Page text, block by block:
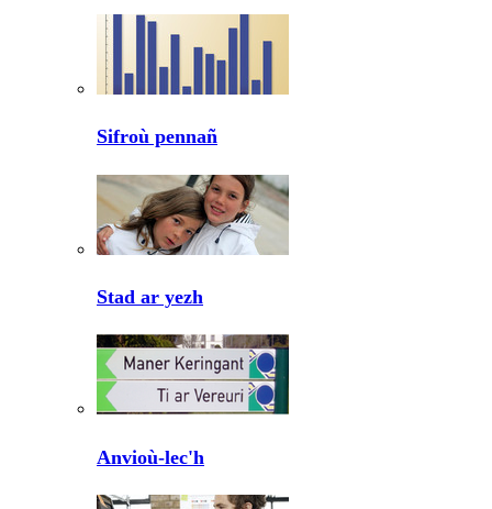
Sifroù pennañ
Stad ar yezh
Anvioù-lec'h